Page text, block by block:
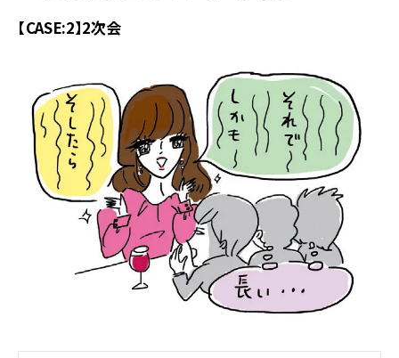
【CASE:2】2次会